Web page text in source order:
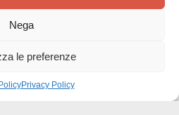
Nega
le preferenze
Privacy Policy
a scrivere una
recensione